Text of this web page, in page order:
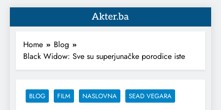
Akter.ba
Home
Blog
Black Widow: Sve su superjunačke porodice iste
BLOG FILM NASLOVNA SEAD VEGARA